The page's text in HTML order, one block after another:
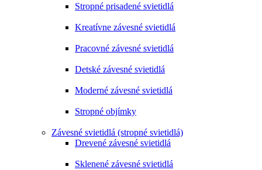
Stropné prisadené svietidlá
Kreatívne závesné svietidlá
Pracovné závesné svietidlá
Detské závesné svietidlá
Moderné závesné svietidlá
Stropné objímky
Závesné svietidlá (stropné svietidlá)
Drevené závesné svietidlá
Sklenené závesné svietidlá